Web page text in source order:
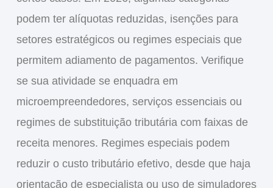
podem ter alíquotas reduzidas, isenções para
setores estratégicos ou regimes especiais que
permitem adiamento de pagamentos. Verifique
se sua atividade se enquadra em
microempreendedores, serviços essenciais ou
regimes de substituição tributária com faixas de
receita menores. Regimes especiais podem
reduzir o custo tributário efetivo, desde que haja
orientação de especialista ou uso de simuladores